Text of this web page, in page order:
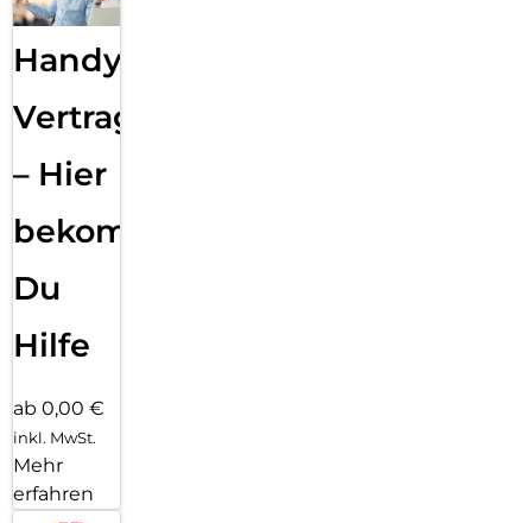
Handy
Vertragsabwicklung
– Hier
bekommst
Du
Hilfe
ab 0,00 €
inkl. MwSt.
Mehr
erfahren